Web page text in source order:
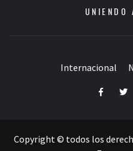
UNIENDO
Internacional
Facebook
Copyright © todos los